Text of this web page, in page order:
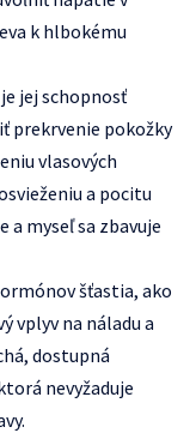
k hlbokému
jej schopnosť
prekrvenie pokožky
vlasových
a pocitu
a myseľ sa zbavuje
šťastia, ako
vplyv na náladu a
dostupná
nevyžaduje